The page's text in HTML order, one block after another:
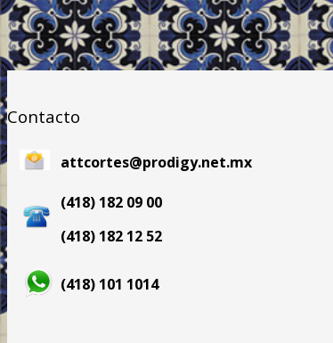
Contacto
attcortes@prodigy.net.mx
(418) 182 09 00
(418) 182 12 52
(418) 101 1014